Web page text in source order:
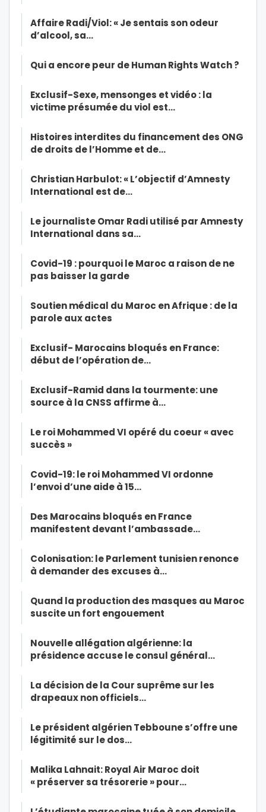
Affaire Radi/Viol: « Je sentais son odeur
d’alcool, sa…
Qui a encore peur de Human Rights Watch ?
Exclusif-Sexe, mensonges et vidéo : la
victime présumée du viol est…
Histoires interdites du financement des ONG
de droits de l’Homme et de…
Christian Harbulot: « L’objectif d’Amnesty
International est de…
Le journaliste Omar Radi utilisé par Amnesty
International dans sa…
Covid-19 : pourquoi le Maroc a raison de ne
pas baisser la garde
Soutien médical du Maroc en Afrique : de la
parole aux actes
Exclusif- Marocains bloqués en France:
début de l’opération de…
Exclusif-Ramid dans la tourmente: une
source à la CNSS affirme à…
Le roi Mohammed VI opéré du coeur « avec
succès »
Covid-19: le roi Mohammed VI ordonne
l’envoi d’une aide à 15…
Des Marocains bloqués en France
manifestent devant l’ambassade…
Colonisation: le Parlement tunisien renonce
à demander des excuses à…
Quand la production des masques au Maroc
suscite un fort engouement
Nouvelle allégation algérienne: la
présidence accuse le consul général…
La décision de la Cour suprême sur les
drapeaux non officiels…
Le président algérien Tebboune s’offre une
légitimité sur le dos…
Malika Lahnait: Royal Air Maroc doit
« préserver sa trésorerie » pour…